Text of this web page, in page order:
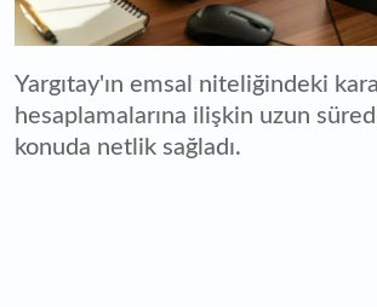
Yargıtay'ın emsal niteliğindeki
hesaplamalarına ilişkin uzun
konuda netlik sağladı.